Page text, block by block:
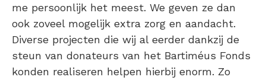
me persoonlijk het meest. We geven ze dan
ook zoveel mogelijk extra zorg en aandacht.
Diverse projecten die wij al eerder dankzij de
steun van donateurs van het Bartiméus Fonds
konden realiseren helpen hierbij enorm. Zo